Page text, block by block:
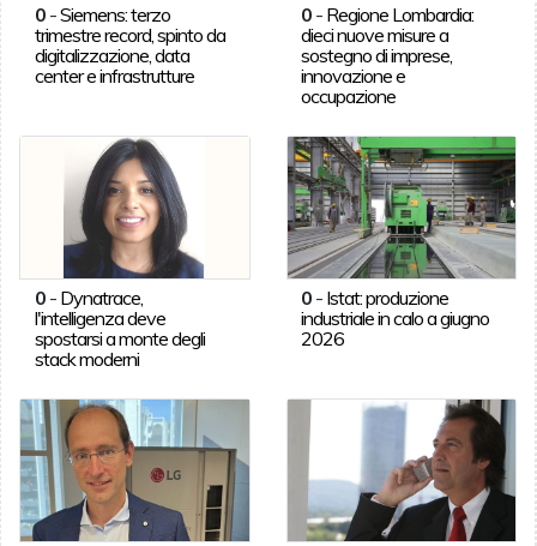
0-Siemens: terzo
trimestre record, spinto da
digitalizzazione, data
center e infrastrutture
0 - Regione Lombardia:
dieci nuove misure a
sostegno di imprese,
innovazione e
occupazione
0- Dynatrace,
l'intelligenza deve
spostarsi a monte degli
stack moderni
0 - Istat: produzione
industriale in calo a giugno
2026